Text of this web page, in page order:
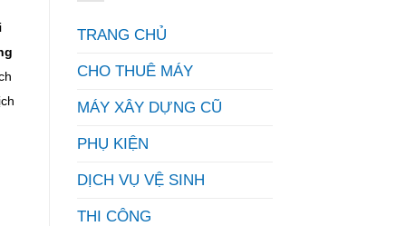
TRANG CHỦ
CHO THUÊ MÁY
MÁY XÂY DỰNG CŨ
PHỤ KIỆN
DỊCH VỤ VỆ SINH
THI CÔNG